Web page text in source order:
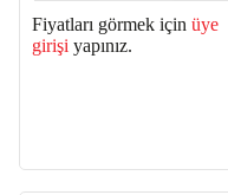
Fiyatları görmek için üye
girişi yapınız.